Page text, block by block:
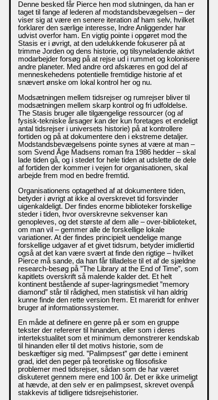
Denne besked får Pierce hen mod slutningen, da han er
taget til fange af lederen af modstandsbevægelsen – der
viser sig at være en senere iteration af ham selv, hvilket
forklarer den særlige interesse, Indre Anliggender har
udvist overfor ham. En vigtig pointe i opgøret mod the
Stasis er i øvrigt, at den udelukkende fokuserer på at
trimme Jorden og dens historie, og tilsyneladende aktivt
modarbejder forsøg på at rejse ud i rummet og kolonisere
andre planeter. Med andre ord afskæres en god del af
menneskehedens potentielle fremtidige historie af et
snævert ønske om lokal kontrol her og nu.
Modsætningen mellem tidsrejser og rumrejser bliver til
modsætningen mellem skarp kontrol og fri udfoldelse.
The Stasis bruger alle tilgængelige ressourcer (og af
fysisk-tekniske årsager kan der kun foretages et endeligt
antal tidsrejser i universets historie) på at kontrollere
fortiden og på at dokumentere den i ekstreme detaljer.
Modstandsbevægelsens pointe synes at være at man –
som Svend Åge Madsens roman fra 1986 hedder – skal
lade tiden gå, og i stedet for hele tiden at udslette de dele
af fortiden der kommer i vejen for organisationen, skal
arbejde frem mod en bedre fremtid.
Organisationens optagethed af at dokumentere tiden,
betyder i øvrigt at ikke al overskrevet tid forsvinder
uigenkaldeligt. Der findes enorme biblioteker forskellige
steder i tiden, hvor overskrevne sekvenser kan
genopleves, og det største af dem alle – over-biblioteket,
om man vil – gemmer alle de forskellige lokale
variationer. At der findes principielt uendelige mange
forskellige udgaver af et givet tidsrum, betyder imidlertid
også at det kan være svært at finde den rigtige – hvilket
Pierce må sande, da han får tilladelse til et af de sjældne
research-besøg på ”The Library at the End of Time”, som
kapitlets overskrift så malende kalder det. Et helt
kontinent bestående af super-lagringsmediet ”memory
diamond” står til rådighed, men statistisk vil han aldrig
kunne finde den rette version frem. Et mareridt for enhver
bruger af informationssystemer.
En måde at definere en genre på er som en gruppe
tekster der refererer til hinanden, eller som i deres
intertekstualitet som et minimum demonstrerer kendskab
til hinanden eller til det motivs historie, som de
beskæftiger sig med. ”Palimpsest” gør dette i eminent
grad, idet den peger på teoretiske og filosofiske
problemer med tidsrejser, sådan som de har været
diskuteret gennem mere end 100 år. Det er ikke urimeligt
at hævde, at den selv er en palimpsest, skrevet ovenpå
stakkevis af tidligere tidsrejsehistorier.